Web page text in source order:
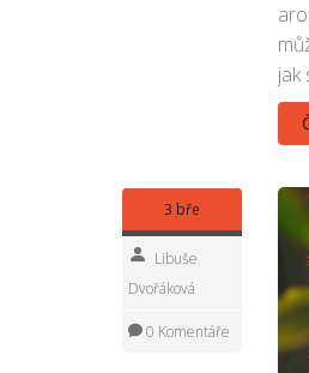
jak
3 bře
Libuše
Dvořáková
0 Komentáře